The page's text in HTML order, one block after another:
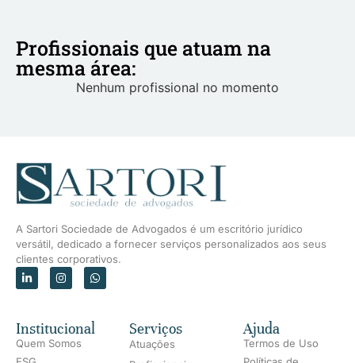
Profissionais que atuam na
mesma área:
Nenhum profissional no momento
A Sartori Sociedade de Advogados é um escritório jurídico
versátil, dedicado a fornecer serviços personalizados aos seus
clientes corporativos.
Institucional
Quem Somos
Serviços
Atuações
Ajuda
Termos de Uso